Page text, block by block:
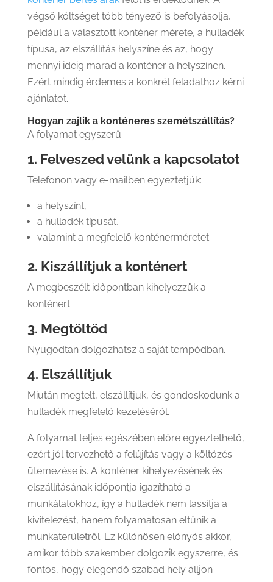
végső költséget több tényező is befolyásolja,
például a választott konténer mérete, a hulladék
típusa, az elszállítás helyszíne és az, hogy
mennyi ideig marad a konténer a helyszínen.
Ezért mindig érdemes a konkrét feladathoz kérni
ajánlatot.
Hogyan zajlik a konténeres szemétszállítás?
A folyamat egyszerű.
1. Felveszed velünk a kapcsolatot
Telefonon vagy e-mailben egyeztetjük:
a helyszínt,
a hulladék típusát,
valamint a megfelelő konténerméretet.
2. Kiszállítjuk a konténert
A megbeszélt időpontban kihelyezzük a
konténert.
3. Megtöltöd
Nyugodtan dolgozhatsz a saját tempódban.
4. Elszállítjuk
Miután megtelt, elszállítjuk, és gondoskodunk a
hulladék megfelelő kezeléséről.
A folyamat teljes egészében előre egyeztethető,
ezért jól tervezhető a felújítás vagy a költözés
ütemezése is. A konténer kihelyezésének és
elszállításának időpontja igazítható a
munkálatokhoz, így a hulladék nem lassítja a
kivitelezést, hanem folyamatosan eltűnik a
munkaterületről. Ez különösen előnyös akkor,
amikor több szakember dolgozik egyszerre, és
fontos, hogy elegendő szabad hely álljon